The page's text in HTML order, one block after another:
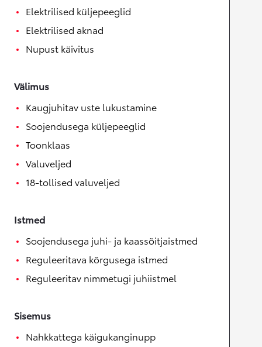
Elektrilised küljepeeglid
Elektrilised aknad
Nupust käivitus
Välimus
Kaugjuhitav uste lukustamine
Soojendusega küljepeeglid
Toonklaas
Valuveljed
18-tollised valuveljed
Istmed
Soojendusega juhi- ja kaassõitjaistmed
Reguleeritava kõrgusega istmed
Reguleeritav nimmetugi juhiistmel
Sisemus
Nahkkattega käigukanginupp